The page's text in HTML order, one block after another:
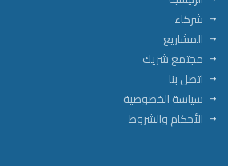
شركاء
المشاريع
مجتمع شريك
اتصل بنا
سياسة الخصوصية
الأحكام والشروط